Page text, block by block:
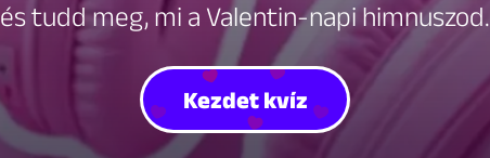
és tudd meg, mi a Valentin-napi himnuszod.
Kezdet kvíz